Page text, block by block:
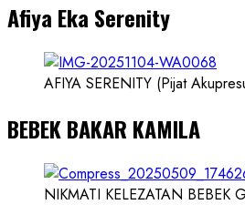
Ilmuwan
Afiya Eka Serenity
AFIYA SERENITY (Pijat
BEBEK BAKAR KAMILA
NIKMATI KELEZATAN BEBEK